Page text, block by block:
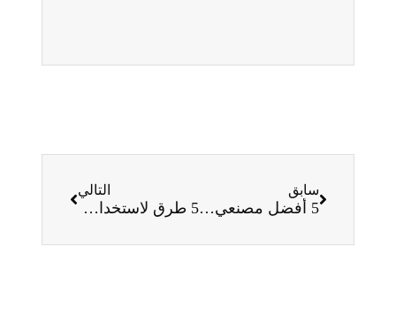
سابق
5 أفضل مصنعي آلات تشكيل اللف يجب أن تعرفه
التالي
5 طرق لاستخدام آلة تشكيل اللفة المموجة الجديدة